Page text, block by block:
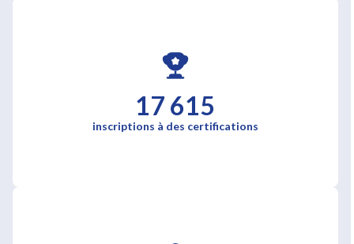
17 615
inscriptions à des certifications